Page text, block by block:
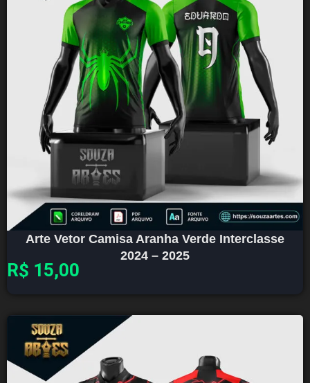
Arte Vetor Camisa Aranha Verde Interclasse
2024 – 2025
R$ 15,00